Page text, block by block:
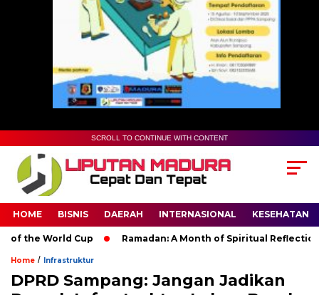
SCROLL TO CONTINUE WITH CONTENT
HOME BISNIS DAERAH INTERNASIONAL KESEHATAN
World Cup Ramadan: A Month of Spiritual Reflection,
Home / Infrastruktur
DPRD Sampang: Jangan Jadikan